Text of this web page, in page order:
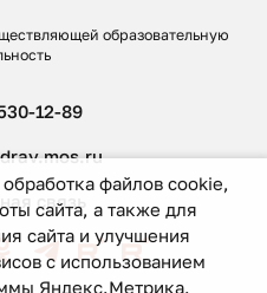
образовательную
12-89
связь
файлов cookie,
сайта, а также для
сайта и улучшения
с использованием
Яндекс.Метрика.